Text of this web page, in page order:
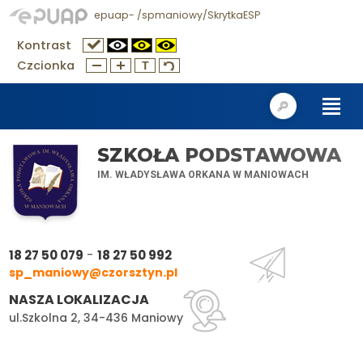
epuap- /spmaniowy/SkrytkaESP
Kontrast
Czcionka
SZKOŁA PODSTAWOWA
IM. WŁADYSŁAWA ORKANA W MANIOWACH
18 27 50 079 -18 27 50 992
sp_maniowy@czorsztyn.pl
NASZA LOKALIZACJA
ul.Szkolna 2, 34-436 Maniowy